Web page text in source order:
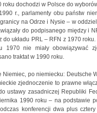
roku dochodzi w Polsce do
r., parlamenty obu państw
na Odrze i Nysie – w
do podpisanego między i
do układu PRL – RFN z 1970
1970 nie miały obowiązywać
traktat w 1990 roku.
Niemiec, po niemiecku: Deutsche
zjednoczenie to prawne
ustawy zasadniczej Republiki
1990 roku – na podstawie
konferencji dwa plus